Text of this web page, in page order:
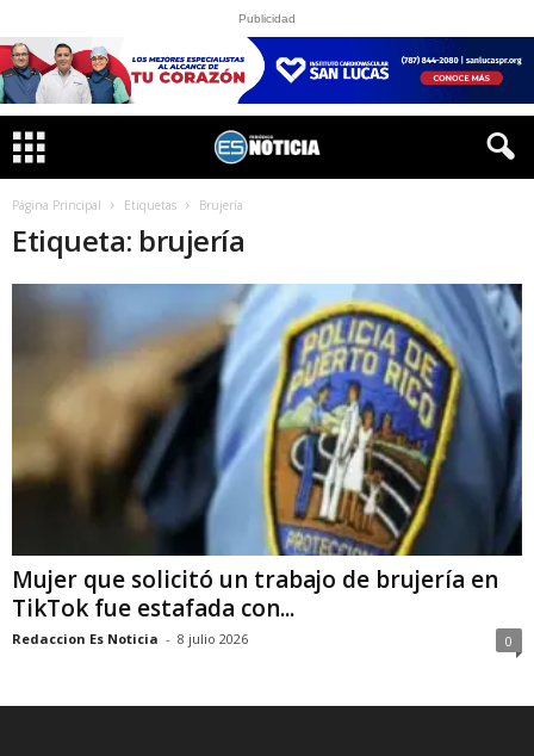
Publicidad
Página Principal Etiquetas Brujería
Etiqueta: brujería
Mujer que solicitó un trabajo de brujería en
TikTok fue estafada con...
Redaccion Es Noticia - 8 julio 2026 0